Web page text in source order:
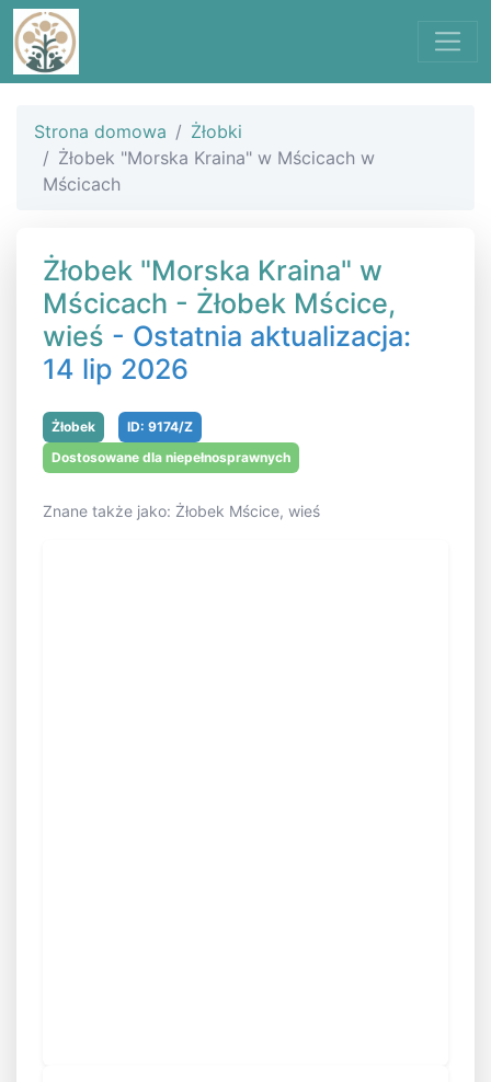
Strona domowa
Żłobki
Żłobek "Morska Kraina" w Mścicach w
Mścicach
Żłobek "Morska Kraina" w
Mścicach - Żłobek Mścice,
wieś - Ostatnia aktualizacja:
14 lip 2026
Żłobek
ID: 9174/Z
Dostosowane dla niepełnosprawnych
Znane także jako: Żłobek Mścice, wieś